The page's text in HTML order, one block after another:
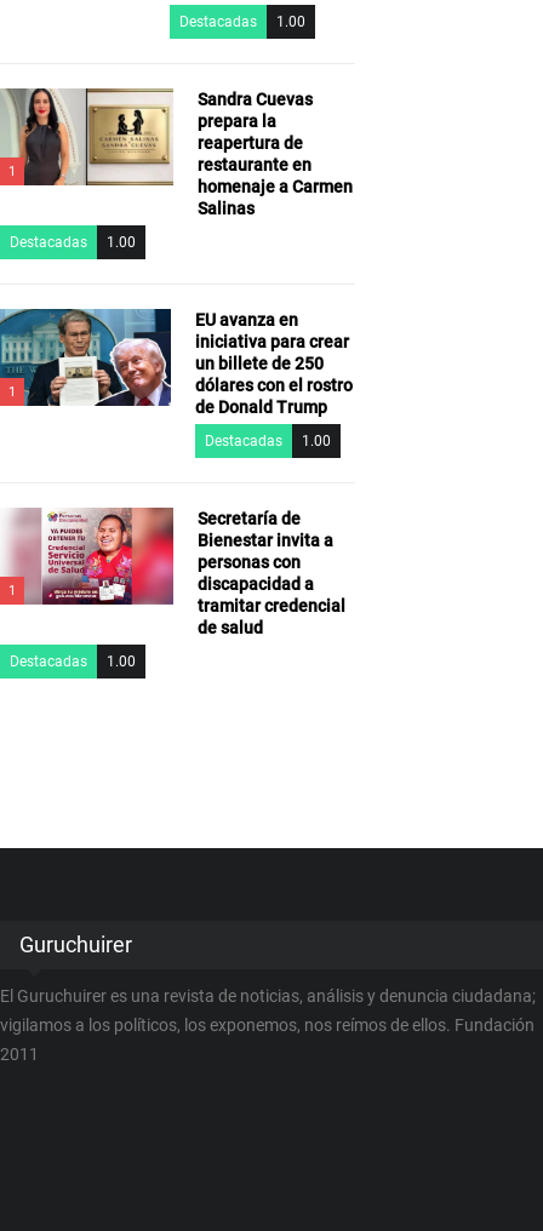
Destacadas 1.00
1
Sandra Cuevas
prepara la
reapertura de
restaurante en
homenaje a Carmen
Salinas
Destacadas 1.00
1
EU avanza en
iniciativa para crear
un billete de 250
dólares con el rostro
de Donald Trump
Destacadas 1.00
1
Secretaría de
Bienestar invita a
personas con
discapacidad a
tramitar credencial
de salud
Destacadas 1.00
Guruchuirer
El Guruchuirer es una revista de noticias, análisis y denuncia ciudadana;
vigilamos a los políticos, los exponemos, nos reímos de ellos. Fundación
2011